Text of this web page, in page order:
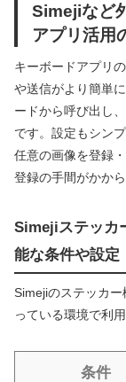
Simejiなど
アプリ活用
キーボードアプリ
や送信がより簡単
ードから呼び出し
です。設定もシン
任意の画像を登録
登録の手間がかか
Simejiステッカ
能な条件や設定
Simejiのステッカ
っている環境で利
条件